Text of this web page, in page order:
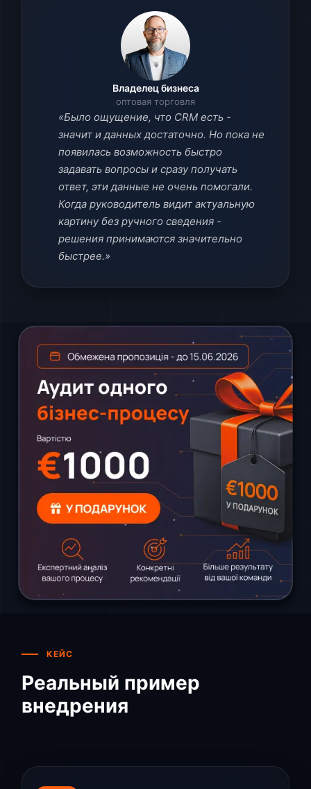
Владелец бизнеса
оптовая торговля
«Было ощущение, что CRM есть -
значит и данных достаточно. Но пока не
появилась возможность быстро
задавать вопросы и сразу получать
ответ, эти данные не очень помогали.
Когда руководитель видит актуальную
картину без ручного сведения -
решения принимаются значительно
быстрее.»
КЕЙС
Реальный пример
внедрения